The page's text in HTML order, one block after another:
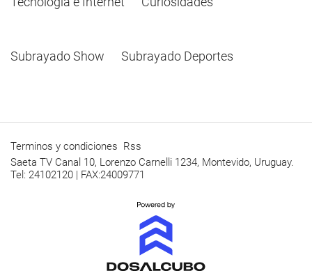
Subrayado Show Subrayado Deportes
Terminos y condiciones Rss
Saeta TV Canal 10, Lorenzo Carnelli 1234, Montevido, Uruguay.
Tel: 24102120 | FAX:24009771